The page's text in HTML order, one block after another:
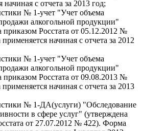
начиная с отчета за 2013 год;
№ 1-учет "Учет объема
алкогольной продукции"
приказом Росстата от 05.12.2012 №
начиная с отчета за 2012
№ 1-учет "Учет объема
алкогольной продукции"
приказом Росстата от 09.08.2013 №
начиная с отчета за 2013
№ 1-ДА(услуги) "Обследование
в сфере услуг" (утверждена
от 27.07.2012 № 422). Форма